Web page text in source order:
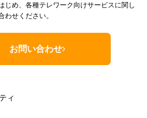
じめ、各種テレワーク向けサービスに関し
わせください。
お問い合わせ
ィ